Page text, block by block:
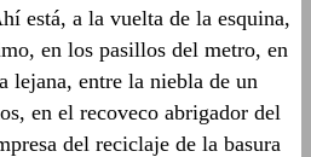
está, a la vuelta de la esquina,
en los pasillos del metro, en
lejana, entre la niebla de un
en el recoveco abrigador del
del reciclaje de la basura